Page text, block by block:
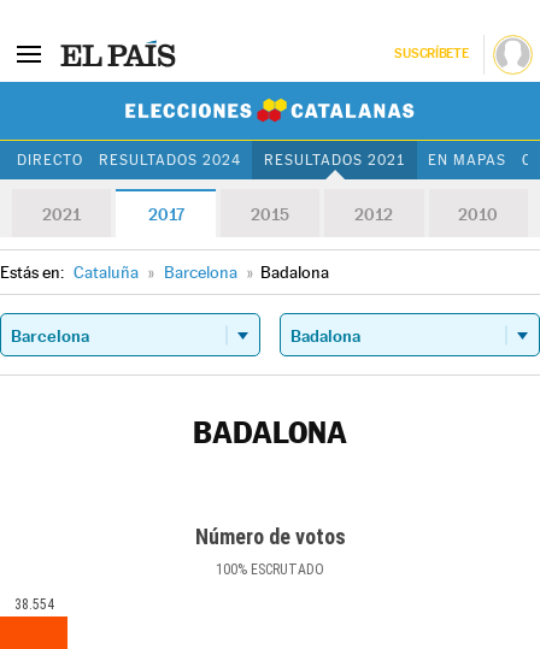
SUSCRÍBETE
DIRECTO RESULTADOS 2024 RESULTADOS 2021 EN MAPAS
2021 2017 2015 2012 2010
Estás en: Cataluña » Barcelona » Badalona
BADALONA
Número de votos
100% ESCRUTADO
38.554